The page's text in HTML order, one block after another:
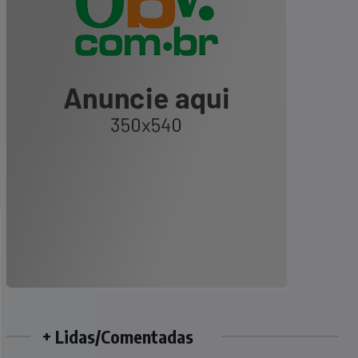
+ Lidas/Comentadas